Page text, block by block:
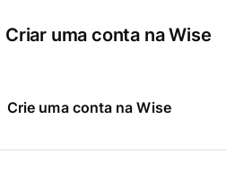
Criar uma conta na Wise
Crie uma conta na Wise